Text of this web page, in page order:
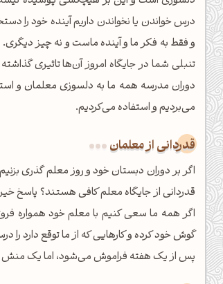
درس خواندن یا نخواندن داریم آینده خود
و فقط به فکر ما و آینده ماست و نه چیز
تنبلی شما در جایگاه امروز آن‌ها تاثیری
دوران مدرسه همه ما به دلسوزی معلمان و
می‌بردیم و استفاده می‌کردیم.
قدردانی از معلمان
اگر بر دوران دبستان خود و روز معلم گذری
قدردانی از جایگاه معلم کافی هستند؟ پاسخ
اگر همه ما سعی کنیم با معلم خود همواره
گوش خود کرده و کارهایی که از ما توقع دارد
پس از یک هفته فراموش می‌شود، اما یک
کانال ایــتا کانال
اَپ اندروید اَپ